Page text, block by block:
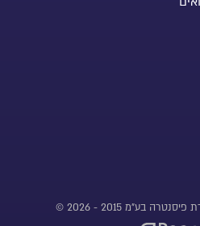
בע"מ 2015 - 2026 ©